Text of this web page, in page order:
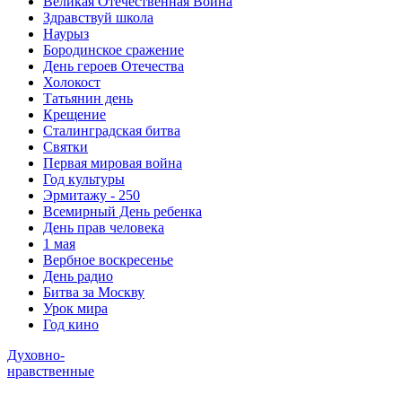
Здравствуй школа
Наурыз
Бородинское сражение
День героев Отечества
Холокост
Татьянин день
Крещение
Сталинградская битва
Святки
Первая мировая война
Год культуры
Эрмитажу - 250
Всемирный День ребенка
День прав человека
1 мая
Вербное воскресенье
День радио
Битва за Москву
Урок мира
Год кино
Духовно-
нравственные